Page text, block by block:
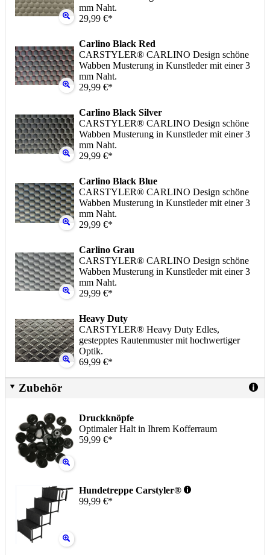
mm Naht.
29,99 €*
Carlino Black Red
CARSTYLER® CARLINO Design schöne
Wabben Musterung in Kunstleder mit einer 3
mm Naht.
29,99 €*
Carlino Black Silver
CARSTYLER® CARLINO Design schöne
Wabben Musterung in Kunstleder mit einer 3
mm Naht.
29,99 €*
Carlino Black Blue
CARSTYLER® CARLINO Design schöne
Wabben Musterung in Kunstleder mit einer 3
mm Naht.
29,99 €*
Carlino Grau
CARSTYLER® CARLINO Design schöne
Wabben Musterung in Kunstleder mit einer 3
mm Naht.
29,99 €*
Heavy Duty
CARSTYLER® Heavy Duty Edles,
gestepptes Rautenmuster mit hochwertiger
Optik.
69,99 €*
Zubehör
Druckknöpfe
Optimaler Halt in Ihrem Kofferraum
59,99 €*
Hundetreppe Carstyler®
99,99 €*